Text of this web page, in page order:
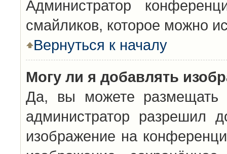
Администратор
смайликов, которое можно
Вернуться к началу
Могу ли я добавлять
Да, вы можете размещать
администратор разрешил
изображение на